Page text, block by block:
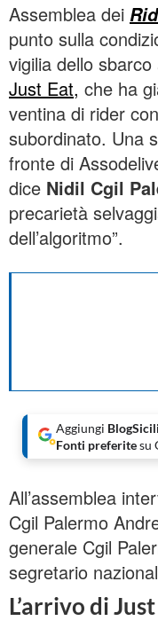
Assemblea dei
punto sulla
vigilia dello sbarco
Just Eat, che ha
ventina di rider
subordinato. Una
fronte di
dice Nidil Cgil
precarietà
dell’algoritmo”.
Aggiungi
Fonti preferitesu
All’assemblea
Cgil Palermo
generale Cgil
segretario
L’arrivo di